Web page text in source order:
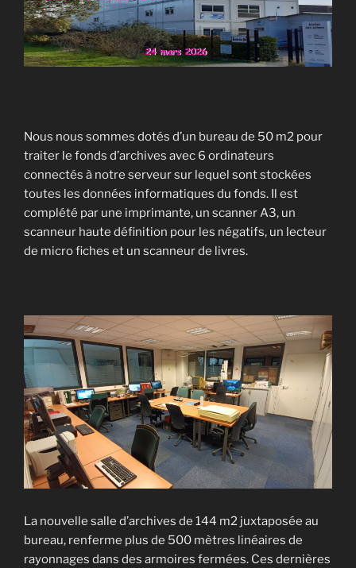
Nous nous sommes dotés d’un bureau de 50 m2 pour
traiter le fonds d’archives avec 6 ordinateurs
connectés à notre serveur sur lequel sont stockées
toutes les données informatiques du fonds. Il est
complété par une imprimante, un scanner A3, un
scanneur haute définition pour les négatifs, un lecteur
de micro fiches et un scanneur de livres.
La nouvelle salle d’archives de 144 m2 juxtaposée au
bureau, renferme plus de 500 mètres linéaires de
rayonnages dans des armoires fermées. Ces dernières